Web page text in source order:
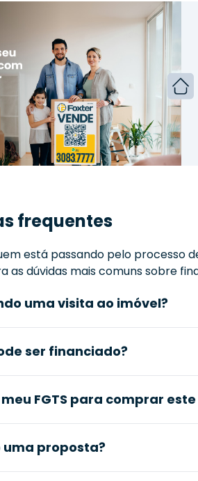
frequentes
está passando pelo processo
as dúvidas mais comuns sobre
uma visita ao imóvel?
ser financiado?
FGTS para comprar
uma proposta?